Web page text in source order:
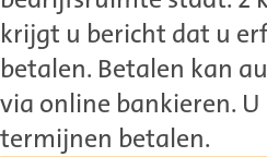
krijgt u bericht dat u
betalen. Betalen kan
via online bankieren.
termijnen betalen.